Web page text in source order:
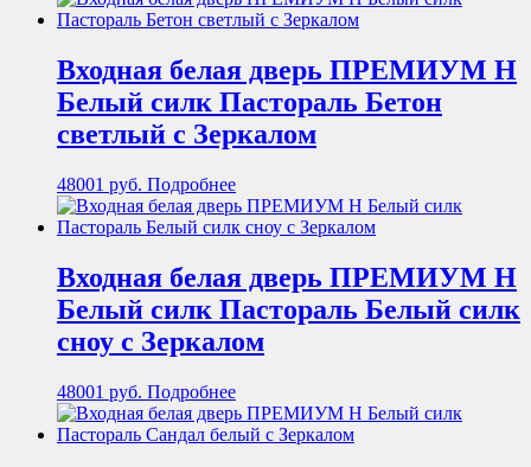
Входная белая дверь ПРЕМИУМ Н
Белый силк Пастораль Бетон
светлый с Зеркалом
48001 руб. Подробнее
Входная белая дверь ПРЕМИУМ Н
Белый силк Пастораль Белый силк
сноу с Зеркалом
48001 руб. Подробнее